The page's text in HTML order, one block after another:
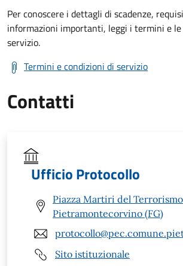
Per conoscere i dettagli di scadenze,
informazioni importanti, leggi i termini e le
servizio.
Termini e condizioni di servizio
Contatti
Ufficio Protocollo
Piazza Martiri del
Pietramontecorvino (FG)
Sito istituzionale